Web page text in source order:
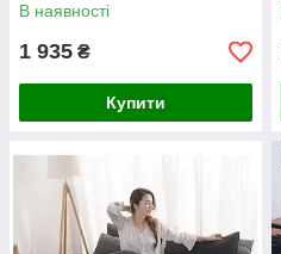
В наявності
1 935 ₴
Купити